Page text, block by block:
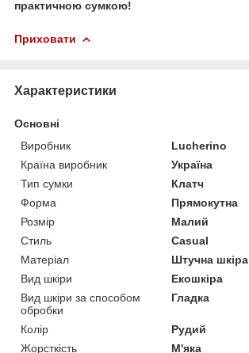
практичною сумкою!
Приховати
Характеристики
Основні
Виробник
Lucherino
Країна виробник
Україна
Тип сумки
Клатч
Форма
Прямокутна
Розмір
Малий
Стиль
Casual
Матеріал
Штучна шкіра
Вид шкіри
Екошкіра
Вид шкіри за способом
обробки
Гладка
Колір
Рудий
Жорсткість
М'яка